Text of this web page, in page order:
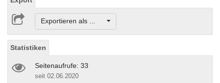
Exportieren als ...
Statistiken
Seitenaufrufe: 33
seit 02.06.2020